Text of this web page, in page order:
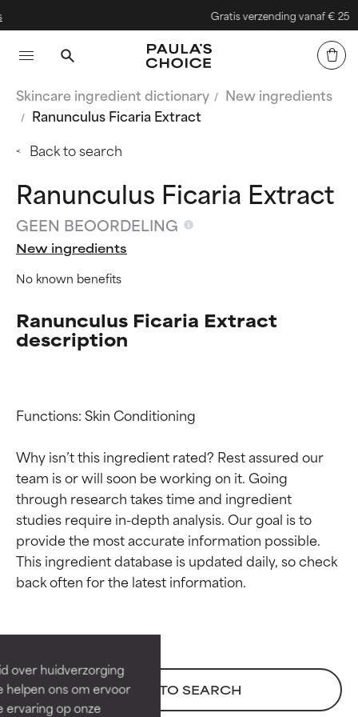
over huidverzorging
helpen ons om ervoor
ervaring op onze
Gratis verzending vanaf € 25
Skincare ingredient dictionary
New ingredients
Ranunculus Ficaria Extract
Back to search
Ranunculus Ficaria Extract
GEEN BEOORDELING
New ingredients
No known benefits
Ranunculus Ficaria Extract
description
Functions: Skin Conditioning
Why isn’t this ingredient rated? Rest assured our
team is or will soon be working on it. Going
through research takes time and ingredient
studies require in-depth analysis. Our goal is to
provide the most accurate information possible.
This ingredient database is updated daily, so check
BACK TO SEARCH
Beoordelingen van
Bewezen en ondersteund door
onafhankelijk onderzoek.
Uitstekend actief ingrediënt
Beoordelingen van
Bewezen en ondersteund door
onafhankelijk onderzoek.
Uitstekend actief ingrediënt